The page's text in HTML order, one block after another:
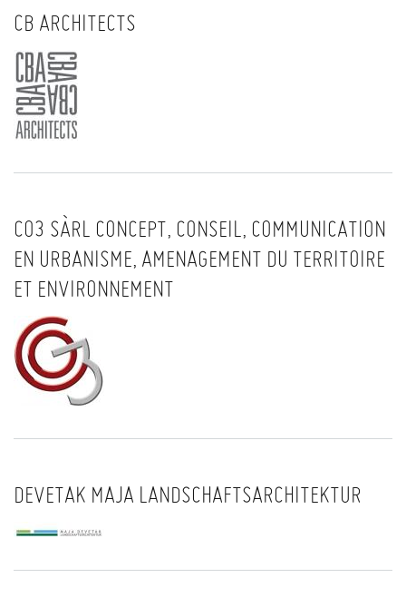
CB ARCHITECTS
CO3 SÀRL CONCEPT, CONSEIL, COMMUNICATION
EN URBANISME, AMENAGEMENT DU TERRITOIRE
ET ENVIRONNEMENT
DEVETAK MAJA LANDSCHAFTSARCHITEKTUR